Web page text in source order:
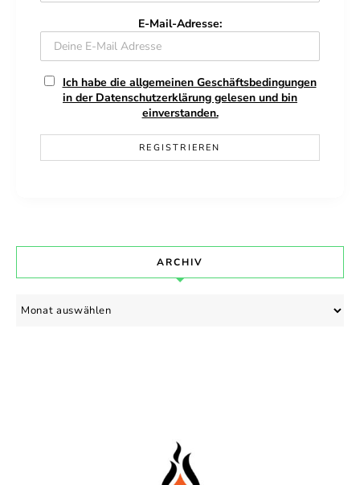
E-Mail-Adresse:
Ich habe die allgemeinen Geschäftsbedingungen
in der Datenschutzerklärung gelesen und bin
einverstanden.
ARCHIV
Archiv